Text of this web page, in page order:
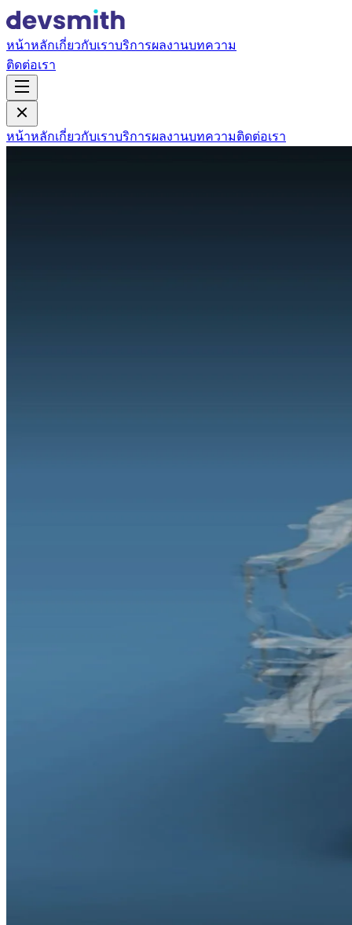
หน้าหลักเกี่ยวกับเราบริการผลงานบทความ
ติดต่อเรา
หน้าหลักเกี่ยวกับเราบริการผลงานบทความติดต่อเรา